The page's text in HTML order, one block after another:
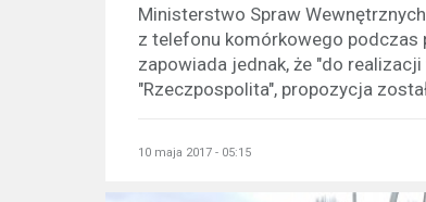
Ministerstwo Spraw
z telefonu komórkowego podczas
zapowiada jednak, że "do
"Rzeczpospolita", propozycja
10 maja 2017 - 05:15